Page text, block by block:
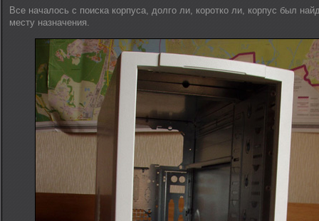
Все началось с поиска корпуса, долго ли, коротко ли, корпус был
месту назначения.